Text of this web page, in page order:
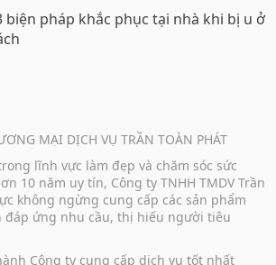
biện pháp khắc phục tại nhà khi bị u ở
MẠI DỊCH VỤ TRẦN TOÀN PHÁT
lĩnh vực làm đẹp và chăm sóc sức
10 năm uy tín, Công ty TNHH TMDV Trần
không ngừng cung cấp các sản phẩm
đáp ứng nhu cầu, thị hiếu người tiêu
Công ty cung cấp dịch vụ tốt nhất